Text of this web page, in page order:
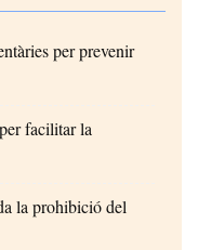
per prevenir
facilitar la
la prohibició del